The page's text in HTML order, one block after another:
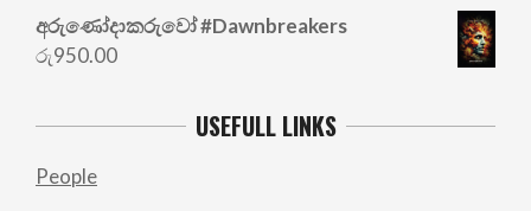
අරු‍ණෝදාකරුවෝ #Dawnbreakers
රු950.00
USEFULL LINKS
People